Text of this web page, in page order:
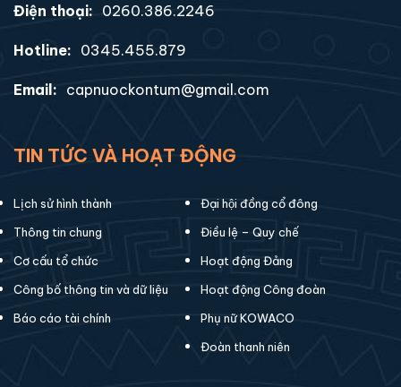
Điện thoại: 0260.386.2246
Hotline: 0345.455.879
Email: capnuockontum@gmail.com
TIN TỨC VÀ HOẠT ĐỘNG
Lịch sử hình thành
Thông tin chung
Cơ cấu tổ chức
Công bố thông tin và dữ liệu
Báo cáo tài chính
Đại hội đồng cổ đông
Điều lệ – Quy chế
Hoạt động Đảng
Hoạt động Công đoàn
Phụ nữ KOWACO
Đoàn thanh niên